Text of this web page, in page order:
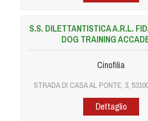
S.S. DILETTANTISTICA A.R.L.
DOG TRAINING
Cinofilia
STRADA DI CASA AL PONTE, 3,
Dettaglio